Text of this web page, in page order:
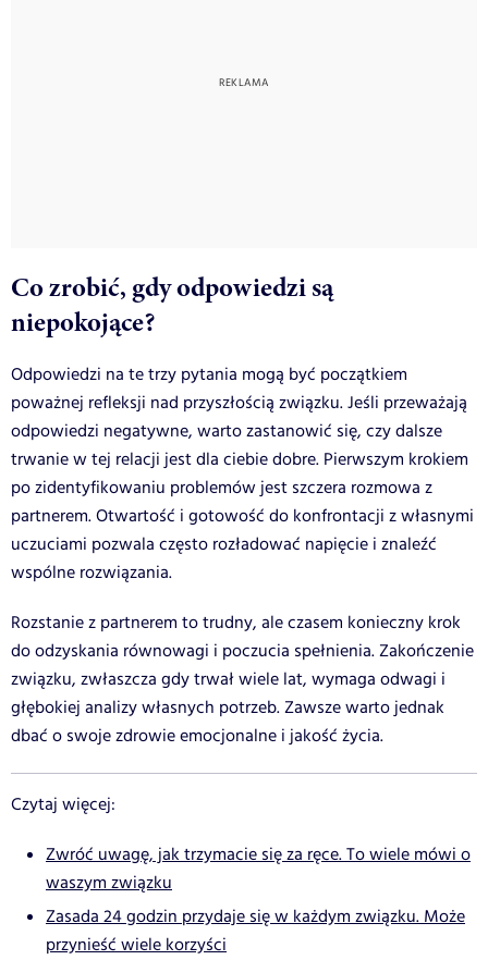
Co zrobić, gdy odpowiedzi są
niepokojące?
Odpowiedzi na te trzy pytania mogą być początkiem
poważnej refleksji nad przyszłością związku. Jeśli przeważają
odpowiedzi negatywne, warto zastanowić się, czy dalsze
trwanie w tej relacji jest dla ciebie dobre. Pierwszym krokiem
po zidentyfikowaniu problemów jest szczera rozmowa z
partnerem. Otwartość i gotowość do konfrontacji z własnymi
uczuciami pozwala często rozładować napięcie i znaleźć
wspólne rozwiązania.
Rozstanie z partnerem to trudny, ale czasem konieczny krok
do odzyskania równowagi i poczucia spełnienia. Zakończenie
związku, zwłaszcza gdy trwał wiele lat, wymaga odwagi i
głębokiej analizy własnych potrzeb. Zawsze warto jednak
dbać o swoje zdrowie emocjonalne i jakość życia.
Czytaj więcej:
Zwróć uwagę, jak trzymacie się za ręce. To wiele mówi o
waszym związku
Zasada 24 godzin przydaje się w każdym związku. Może
przynieść wiele korzyści